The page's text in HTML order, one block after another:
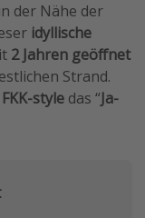
der Nähe der
idyllische
2 Jahren geöffnet
Strand.
FKK-style das “Ja-